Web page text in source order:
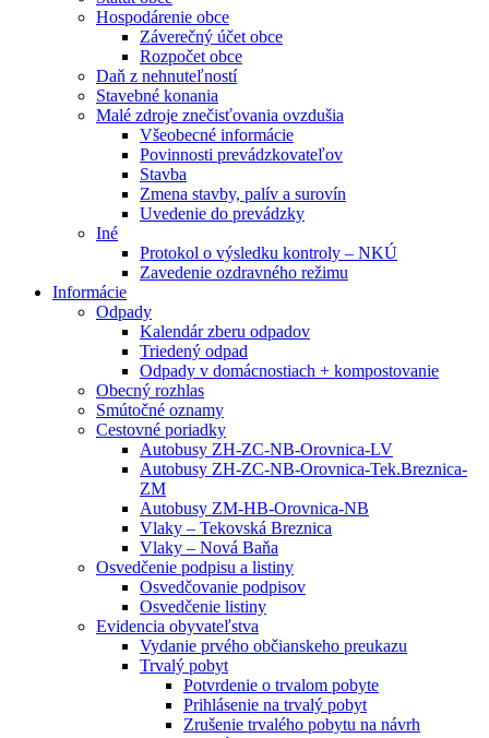
Hospodárenie obce
Záverečný účet obce
Rozpočet obce
Daň z nehnuteľností
Stavebné konania
Malé zdroje znečisťovania ovzdušia
Všeobecné informácie
Povinnosti prevádzkovateľov
Stavba
Zmena stavby, palív a surovín
Uvedenie do prevádzky
Iné
Protokol o výsledku kontroly – NKÚ
Zavedenie ozdravného režimu
Informácie
Odpady
Kalendár zberu odpadov
Triedený odpad
Odpady v domácnostiach + kompostovanie
Obecný rozhlas
Smútočné oznamy
Cestovné poriadky
Autobusy ZH-ZC-NB-Orovnica-LV
Autobusy ZH-ZC-NB-Orovnica-Tek.Breznica-
ZM
Autobusy ZM-HB-Orovnica-NB
Vlaky – Tekovská Breznica
Vlaky – Nová Baňa
Osvedčenie podpisu a listiny
Osvedčovanie podpisov
Osvedčenie listiny
Evidencia obyvateľstva
Vydanie prvého občianskeho preukazu
Trvalý pobyt
Potvrdenie o trvalom pobyte
Prihlásenie na trvalý pobyt
Zrušenie trvalého pobytu na návrh